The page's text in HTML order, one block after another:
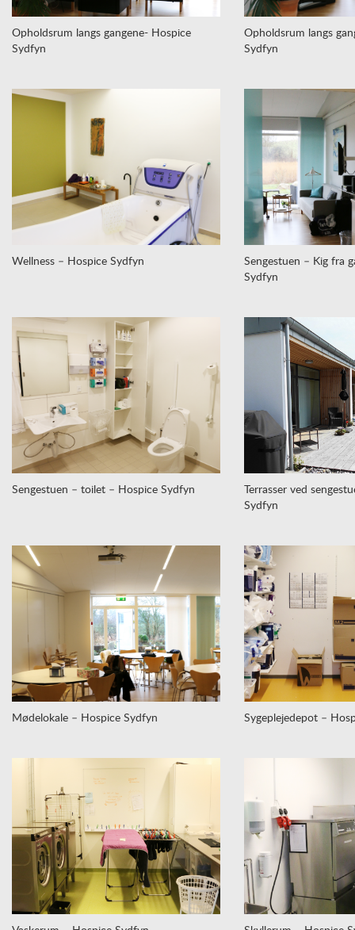
Opholdsrum langs gangene- Hospice
Sydfyn
Opholdsrum langs
Sydfyn
Wellness – Hospice Sydfyn
Sengestuen – Kig fra
Sydfyn
Sengestuen – toilet – Hospice Sydfyn
Terrasser ved
Sydfyn
Mødelokale – Hospice Sydfyn Sygeplejedepot –